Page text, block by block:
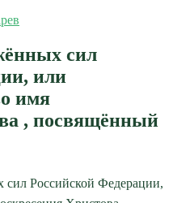
сил
или
имя
, посвящённый
Российской Федерации,